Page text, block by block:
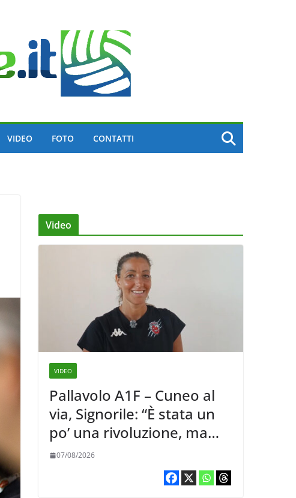
VIDEO FOTO CONTATTI
Video
VIDEO
Pallavolo A1F – Cuneo al
via, Signorile: “È stata un
po’ una rivoluzione, ma
abbiamo le idee chiare siu
cosa vogliamo fare”
07/08/2026